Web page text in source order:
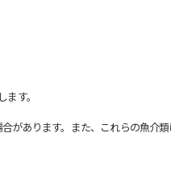
す。
あります。また、これらの魚介